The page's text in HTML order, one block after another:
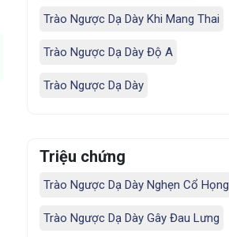
Trào Ngược Dạ Dày Khi Mang Thai
Trào Ngược Dạ Dày Độ A
Trào Ngược Dạ Dày
Triệu chứng
Trào Ngược Dạ Dày Nghẹn Cổ Họng
Trào Ngược Dạ Dày Gây Đau Lưng